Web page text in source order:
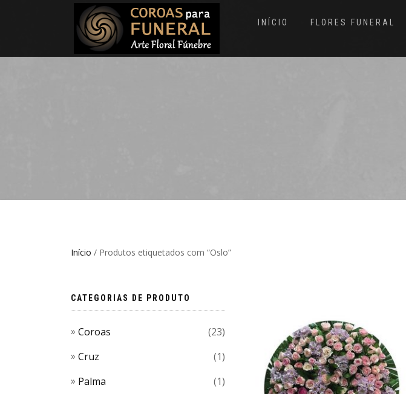
INÍCIO FLORES FUNERAL
Início / Produtos etiquetados com “Oslo”
CATEGORIAS DE PRODUTO
Coroas
(23)
Cruz
(1)
Palma
(1)